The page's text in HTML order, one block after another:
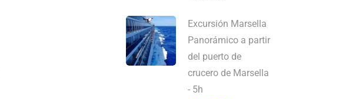
Excursión Marsella
Panorámico a partir
del puerto de
crucero de Marsella
- 5h